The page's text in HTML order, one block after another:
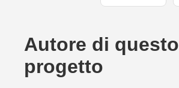
Autore di questo
progetto